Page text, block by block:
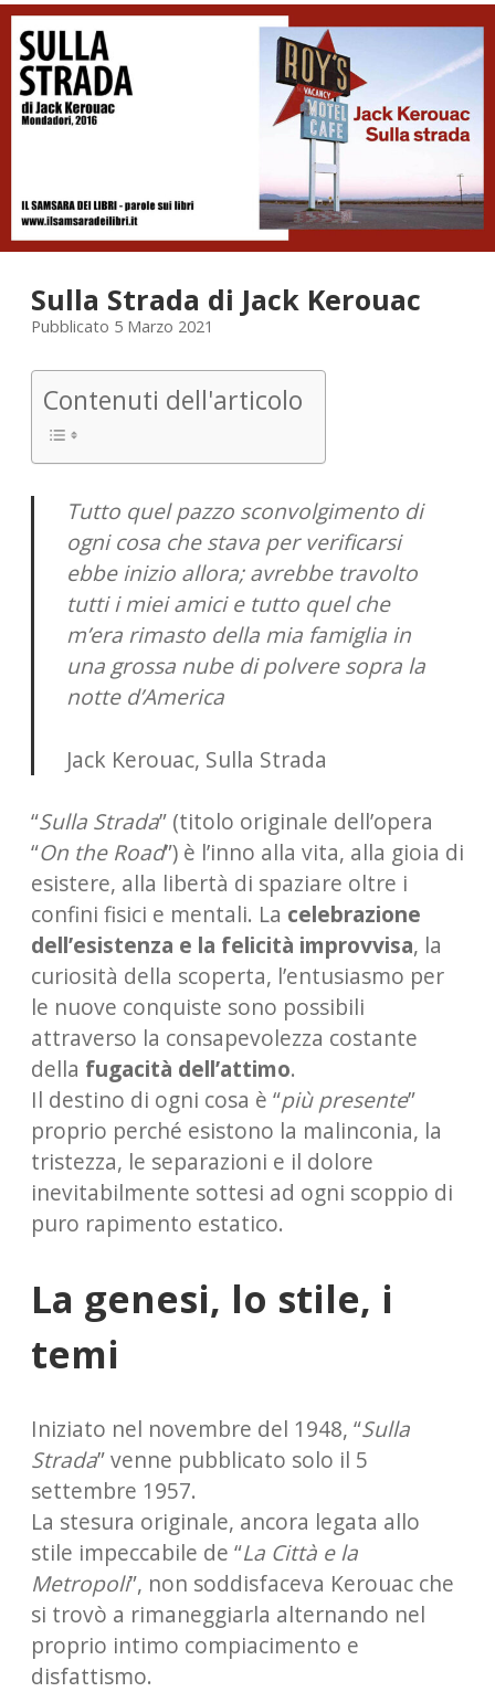
STORIA
Sulla Strada di Jack Kerouac
Pubblicato 5 Marzo 2021
Contenuti dell'articolo
Tutto quel pazzo sconvolgimento di
ogni cosa che stava per verificarsi
ebbe inizio allora; avrebbe travolto
tutti i miei amici e tutto quel che
m’era rimasto della mia famiglia in
una grossa nube di polvere sopra la
notte d’America
Jack Kerouac, Sulla Strada
“Sulla Strada” (titolo originale dell’opera
“On the Road”) è l’inno alla vita, alla gioia di
esistere, alla libertà di spaziare oltre i
confini fisici e mentali. La celebrazione
dell’esistenza e la felicità improvvisa, la
curiosità della scoperta, l’entusiasmo per
le nuove conquiste sono possibili
attraverso la consapevolezza costante
della fugacità dell’attimo.
Il destino di ogni cosa è “più presente”
proprio perché esistono la malinconia, la
tristezza, le separazioni e il dolore
inevitabilmente sottesi ad ogni scoppio di
puro rapimento estatico.
La genesi, lo stile, i
temi
Iniziato nel novembre del 1948, “Sulla
Strada” venne pubblicato solo il 5
settembre 1957.
La stesura originale, ancora legata allo
stile impeccabile de “La Città e la
Metropoli”, non soddisfaceva Kerouac che
si trovò a rimaneggiarla alternando nel
proprio intimo compiacimento e
disfattismo.